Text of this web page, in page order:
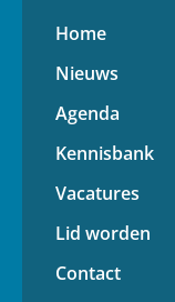
Home
Nieuws
Agenda
Kennisbank
Vacatures
Lid worden
Contact